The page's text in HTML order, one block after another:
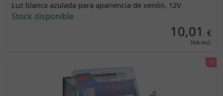
Luz blanca azulada para apariencia de xenón. 12V
Stock disponible
10,01 €
IVA incl.